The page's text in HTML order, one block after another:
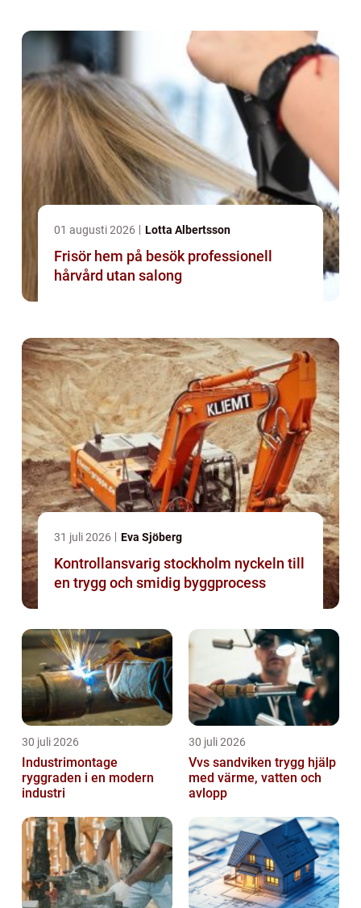
01 augusti 2026 Lotta Albertsson
Frisör hem på besök professionell
hårvård utan salong
31 juli 2026 Eva Sjöberg
Kontrollansvarig stockholm nyckeln till
en trygg och smidig byggprocess
30 juli 2026
Industrimontage
ryggraden i en modern
industri
30 juli 2026
Vvs sandviken trygg hjälp
med värme, vatten och
avlopp